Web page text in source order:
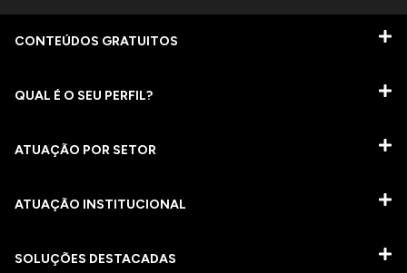
CONTEÚDOS GRATUITOS
QUAL É O SEU PERFIL?
ATUAÇÃO POR SETOR
ATUAÇÃO INSTITUCIONAL
SOLUÇÕES DESTACADAS